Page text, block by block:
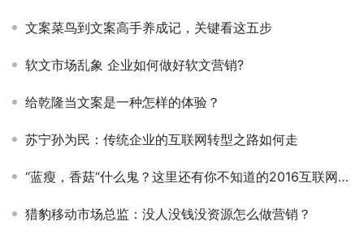
文案菜鸟到文案高手养成记，关键看这五步
软文市场乱象 企业如何做好软文营销?
给乾隆当文案是一种怎样的体验？
苏宁孙为民：传统企业的互联网转型之路如何走
“蓝瘦，香菇“什么鬼？这里还有你不知道的2016互联网热门段子
猎豹移动市场总监：没人没钱没资源怎么做营销？